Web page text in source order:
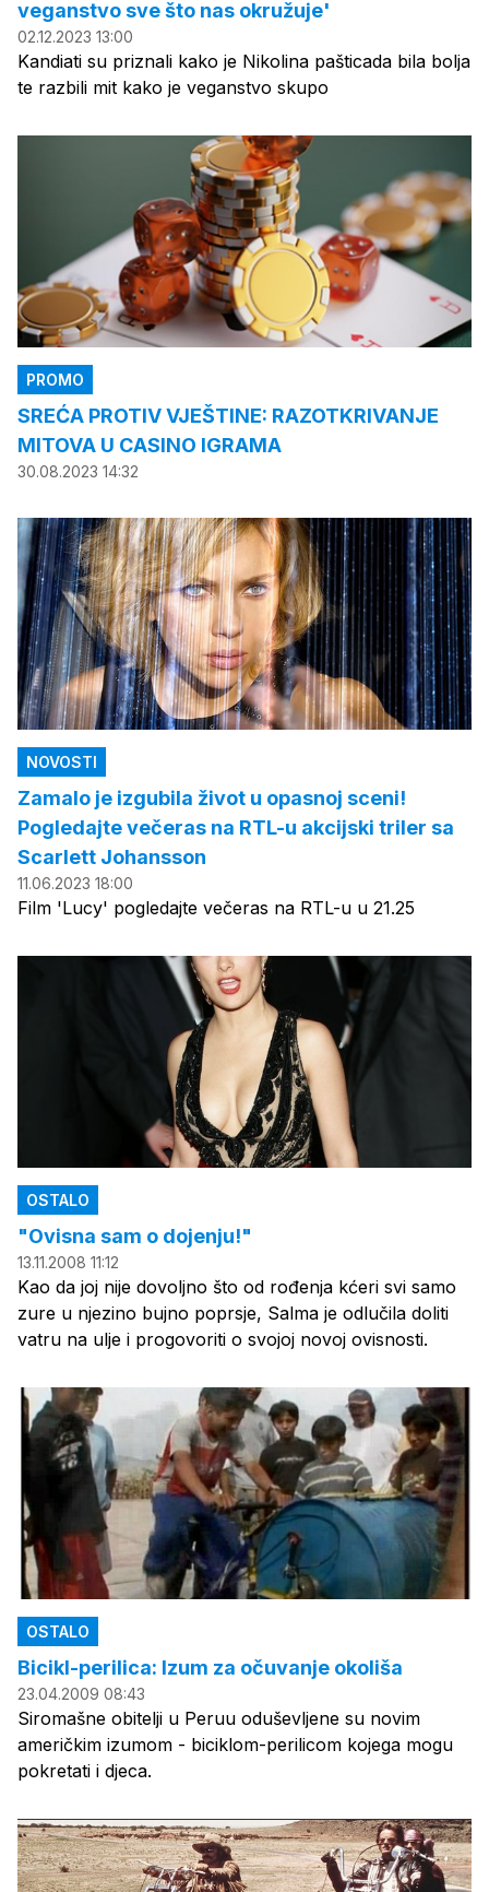
veganstvo sve što nas okružuje'
02.12.2023 13:00
Kandiati su priznali kako je Nikolina pašticada bila bolja
te razbili mit kako je veganstvo skupo
PROMO
SREĆA PROTIV VJEŠTINE: RAZOTKRIVANJE
MITOVA U CASINO IGRAMA
30.08.2023 14:32
NOVOSTI
Zamalo je izgubila život u opasnoj sceni!
Pogledajte večeras na RTL-u akcijski triler sa
Scarlett Johansson
11.06.2023 18:00
Film 'Lucy' pogledajte večeras na RTL-u u 21.25
OSTALO
"Ovisna sam o dojenju!"
13.11.2008 11:12
Kao da joj nije dovoljno što od rođenja kćeri svi samo
zure u njezino bujno poprsje, Salma je odlučila doliti
vatru na ulje i progovoriti o svojoj novoj ovisnosti.
OSTALO
Bicikl-perilica: Izum za očuvanje okoliša
23.04.2009 08:43
Siromašne obitelji u Peruu oduševljene su novim
američkim izumom - biciklom-perilicom kojega mogu
pokretati i djeca.